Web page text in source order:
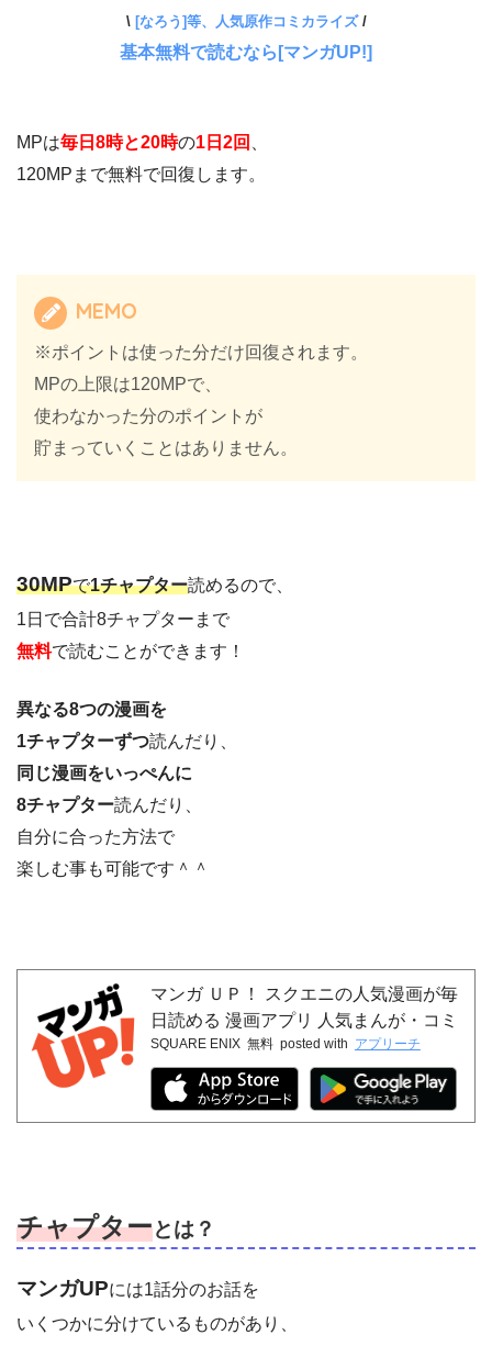
\ [なろう]等、人気原作コミカライズ/
基本無料で読むなら[マンガUP!]
MPは毎日8時と20時の1日2回
120MPまで無料で回復します。
MEMO
※ポイントは使った分だけ回復されます。
MPの上限は120MPで、
使わなかった分のポイントが
貯まっていくことはありません。
30MPで1チャプター読めるので、
1日で合計8チャプターまで
無料で読むことができます！
異なる8つの漫画を
1チャプターずつ読んだり、
同じ漫画をいっぺんに
8チャプター読んだり、
自分に合った方法で
楽しむ事も可能です＾＾
マンガ ＵＰ！ スクエニの人気漫画が毎
日読める 漫画アプリ 人気まんが・コミ
ックが無料
SQUARE ENIX 無料 posted with アプリーチ
チャプターとは？
マンガUPには1話分のお話を
いくつかに分けているものがあり、